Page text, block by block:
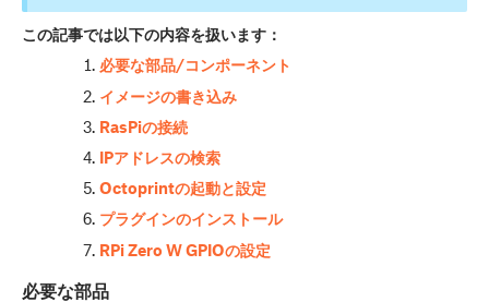
この記事では以下の内容を扱います：
必要な部品/コンポーネント
イメージの書き込み
RasPiの接続
IPアドレスの検索
Octoprintの起動と設定
プラグインのインストール
RPi Zero W GPIOの設定
必要な部品